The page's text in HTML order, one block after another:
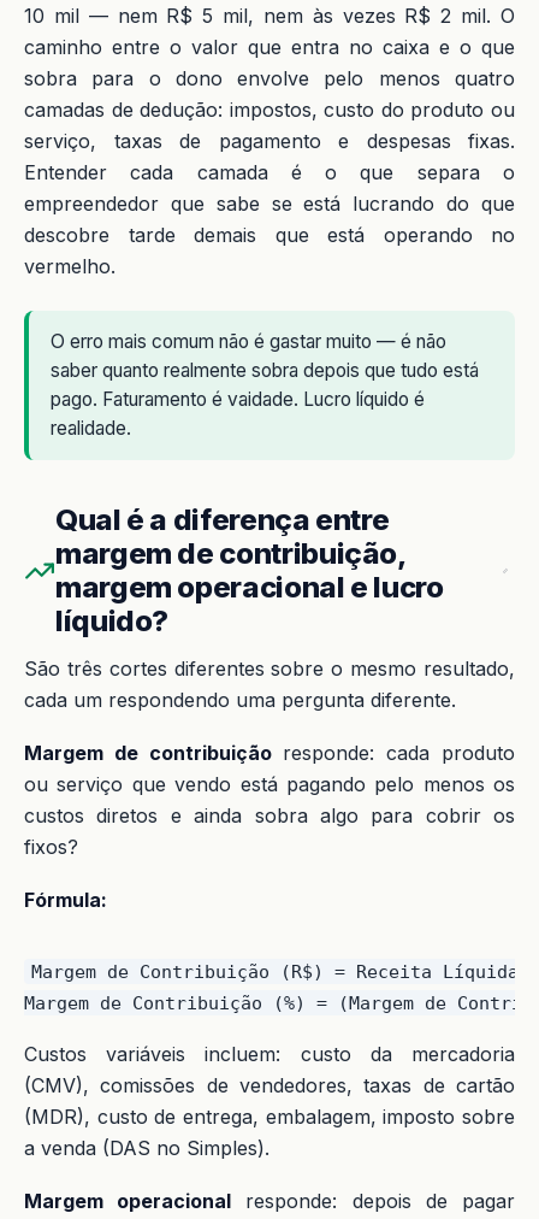
10 mil — nem R$ 5 mil, nem às vezes R$ 2 mil. O
caminho entre o valor que entra no caixa e o que
sobra para o dono envolve pelo menos quatro
camadas de dedução: impostos, custo do produto ou
serviço, taxas de pagamento e despesas fixas.
Entender cada camada é o que separa o
empreendedor que sabe se está lucrando do que
descobre tarde demais que está operando no
vermelho.
O erro mais comum não é gastar muito — é não
saber quanto realmente sobra depois que tudo está
pago. Faturamento é vaidade. Lucro líquido é
realidade.
Qual é a diferença entre
margem de contribuição,
margem operacional e lucro
líquido?
São três cortes diferentes sobre o mesmo resultado,
cada um respondendo uma pergunta diferente.
Margem de contribuiçãoresponde: cada produto
ou serviço que vendo está pagando pelo menos os
custos diretos e ainda sobra algo para cobrir os
fixos?
Fórmula:
Margem de Contribuição (R$) = Receita Líquida
Custos variáveis incluem: custo da mercadoria
(CMV), comissões de vendedores, taxas de cartão
(MDR), custo de entrega, embalagem, imposto sobre
a venda (DAS no Simples).
Margem operacional responde: depois de pagar